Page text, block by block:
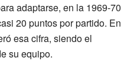
adaptarse, en la 1969-70
20 puntos por partido. En
esa cifra, siendo el
su equipo.